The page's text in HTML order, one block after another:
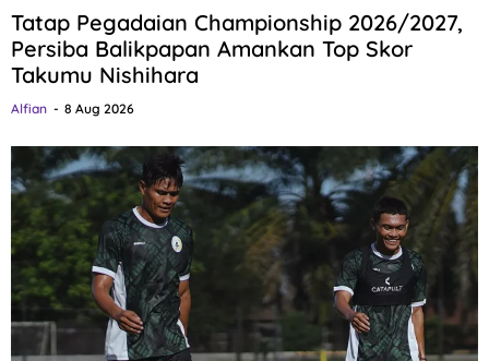
Tatap Pegadaian Championship 2026/2027,
Persiba Balikpapan Amankan Top Skor
Takumu Nishihara
Alfian 8 Aug 2026